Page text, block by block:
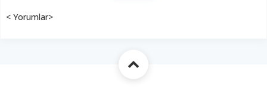
< Yorumlar>